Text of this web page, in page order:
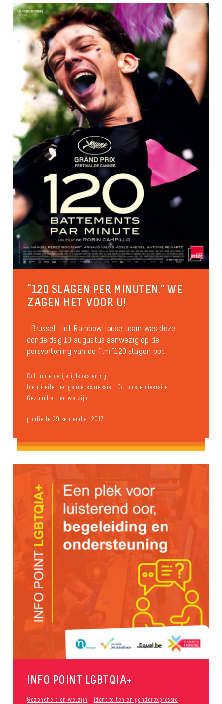
“120 SLAGEN PER MINUTEN.” WE
ZAGEN HET VOOR U!
Brussel: Het RainbowHouse team was deze
donderdag 10 augustus aanwezig op de
persvertoning van de film “120 slagen per...
Cultuur en vrijetijdsbesteding
Identiteiten en genderexpressie
Culturele diversiteit
Gezondheid en welzijn
publié le 29 september 2017
INFO POINT LGBTQIA+
Gezondheid en welzijn
Identiteiten en genderexpressie